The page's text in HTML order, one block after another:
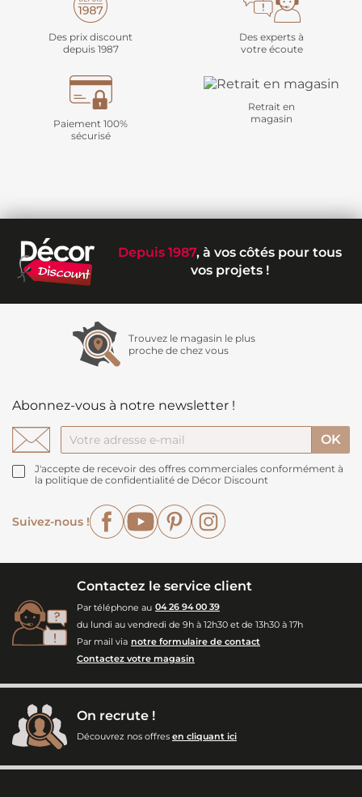
Des prix discount
depuis 1987
Des experts à
votre écoute
Paiement 100%
sécurisé
Retrait en
magasin
Depuis 1987, à vos côtés pour tous
vos projets !
Trouvez le magasin le plus
proche de chez vous
Abonnez-vous à notre newsletter !
J'accepte de recevoir des offres commerciales conformément à
la politique de confidentialité de Décor Discount
Suivez-nous !
FacebookYouTubePinterest
Contactez le service client
Par téléphone au 04 26 94 00 39
du lundi au vendredi de 9h à 12h30 et de 13h30 à 17h
Par mail via notre formulaire de contact
Contactez votre magasin
On recrute !
Découvrez nos offres en cliquant ici